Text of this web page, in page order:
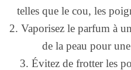
telles que le cou, les
2. Vaporisez le parfum à
de la peau pour
3. Évitez de frotter les